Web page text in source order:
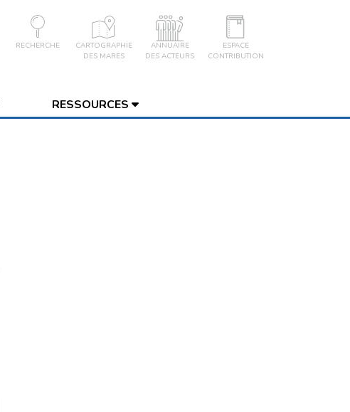
RECHERCHE
CARTOGRAPHIE
DES MARES
ANNUAIRE
DES ACTEURS
ESPACE
CONTRIBUTION
RESSOURCES